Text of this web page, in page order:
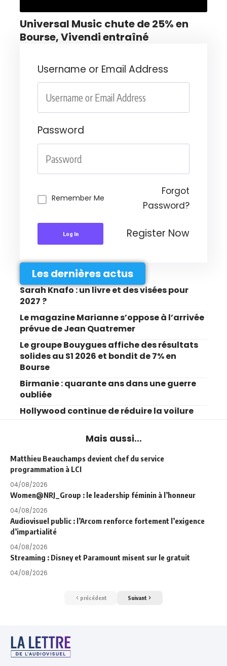
Universal Music chute de 25% en
Bourse, Vivendi entraîné
Username or Email Address
Password
Remember Me
Forgot
Password?
Log In Register Now
Les dernières actus
Sarah Knafo : un livre et des visées pour
2027 ?
Le magazine Marianne s’oppose à l’arrivée
prévue de Jean Quatremer
Le groupe Bouygues affiche des résultats
solides au S1 2026 et bondit de 7% en
Bourse
Birmanie : quarante ans dans une guerre
oubliée
Hollywood continue de réduire la voilure
Mais aussi...
Matthieu Beauchamps devient chef du service
programmation à LCI
04/08/2026
Women@NRJ_Group : le leadership féminin à l’honneur
04/08/2026
Audiovisuel public : l’Arcom renforce fortement l’exigence
d’impartialité
04/08/2026
Streaming : Disney et Paramount misent sur le gratuit
04/08/2026
précédent Suivant